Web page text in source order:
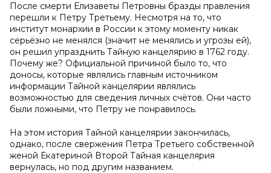
После смерти Елизаветы Петровны бразды правления
перешли к Петру Третьему. Несмотря на то, что
институт монархии в России к этому моменту никак
серьёзно не менялся (значит не менялись и угрозы ей),
он решил упразднить Тайную канцелярию в 1762 году.
Почему же? Официальной причиной было то, что
доносы, которые являлись главным источником
информации Тайной канцелярии являлись
возможностью для сведения личных счётов. Они часто
были ложными, что Петру не понравилось.
На этом история Тайной канцелярии закончилась,
однако, после свержения Петра Третьего собственной
женой Екатериной Второй Тайная канцелярия
вернулась, но под другим названием.